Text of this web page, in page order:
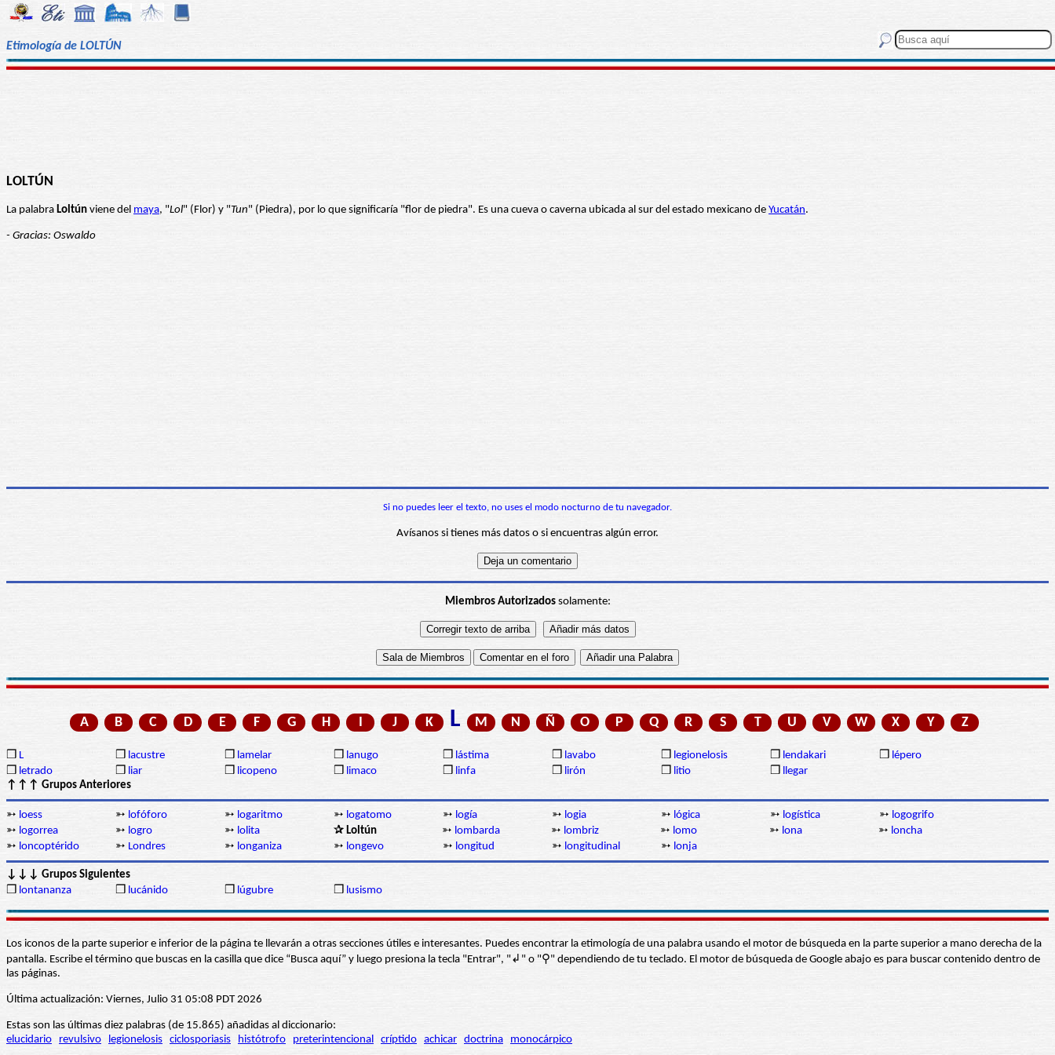
Etimología de LOLTÚN
LOLTÚN
La palabra Loltún viene del maya, "Lol" (Flor) y "Tun" (Piedra), por lo que significaría "flor de piedra". Es una cueva o caverna ubicada al sur del estado mexicano de Yucatán.
- Gracias: Oswaldo
Si no puedes leer el texto, no uses el modo nocturno de tu navegador.
Avísanos si tienes más datos o si encuentras algún error.
Miembros Autorizadossolamente:
A B C D E F G H I J K L M N Ñ O P Q R S T U V W X Y Z
❒ L ❒ lacustre ❒ lamelar ❒ lanugo ❒ lástima ❒ lavabo ❒ legionelosis ❒ lendakari ❒ lépero
❒ letrado ❒ liar ❒ licopeno ❒ limaco ❒ linfa ❒ lirón ❒ litio ❒ llegar
↑↑↑ Grupos Anteriores
➳ loess ➳ lofóforo ➳ logaritmo ➳ logatomo ➳ logía ➳ logia ➳ lógica ➳ logística ➳ logogrifo
➳ logorrea ➳ logro ➳ lolita ✰ Loltún ➳ lombarda ➳ lombriz ➳ lomo ➳ lona ➳ loncha
➳ loncoptérido ➳ Londres ➳ longaniza ➳ longevo ➳ longitud ➳ longitudinal ➳ lonja
↓↓↓ Grupos Siguientes
❒ lontananza ❒ lucánido ❒ lúgubre ❒ lusismo
Los iconos de la parte superior e inferior de la página te llevarán a otras secciones útiles e interesantes. Puedes encontrar la etimología de una palabra usando el motor de búsqueda en la parte superior a mano derecha de la
pantalla. Escribe el término que buscas en la casilla que dice “Busca aquí” y luego presiona la tecla "Entrar", "↲" o "⚲" dependiendo de tu teclado. El motor de búsqueda de Google abajo es para buscar contenido dentro de
las páginas.
Última actualización: Viernes, Julio 31 05:08 PDT 2026
Estas son las últimas diez palabras (de 15.865) añadidas al diccionario:
elucidario
revulsivo legionelosis ciclosporiasis histótrofo preterintencional críptido achicar doctrina monocárpico